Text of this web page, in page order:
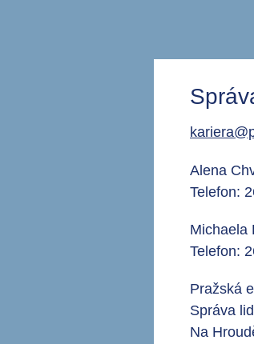
Alena
Telefon:
Michaela
Telefon:
Pražská
Správa
Na